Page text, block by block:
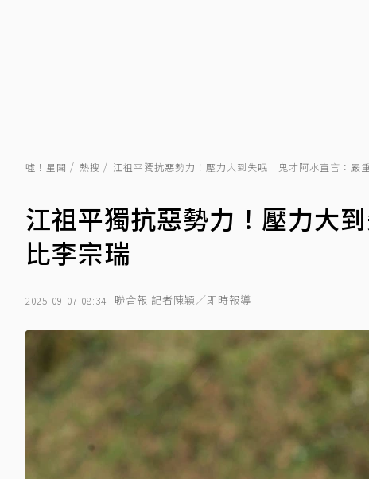
噓！星聞 熱搜 江祖平獨抗惡勢力！壓力大到失眠 鬼才阿水直言：嚴
江祖平獨抗惡勢力！壓力大
比李宗瑞
2025-09-07 08:34 聯合報 記者陳穎／即時報導